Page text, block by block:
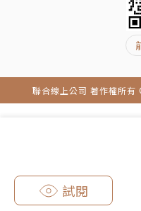
試閱
子》、《再見，我的書
陳保朱
輔仁大學日本語文學
等職務，曾為《華西
誌文章，現為自由撰稿
聯合線上公司 著作權所